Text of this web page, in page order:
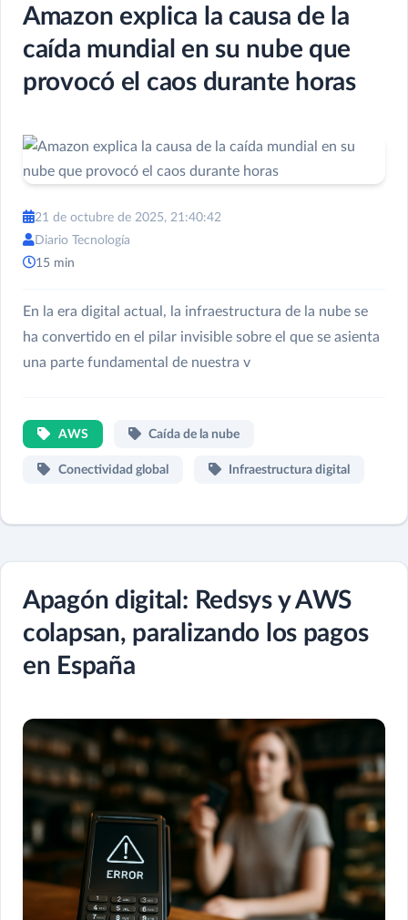
Amazon explica la causa de la
caída mundial en su nube que
provocó el caos durante horas
21 de octubre de 2025, 21:40:42
Diario Tecnología
15 min
En la era digital actual, la infraestructura de la nube se
ha convertido en el pilar invisible sobre el que se asienta
una parte fundamental de nuestra v
AWS Caída de la nube
Conectividad global Infraestructura digital
Apagón digital: Redsys y AWS
colapsan, paralizando los pagos
en España